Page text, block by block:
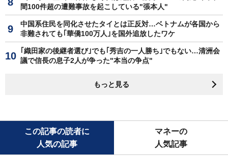
間100件超の遭難事故を起こしている"張本人"
中国系住民を同化させたタイとは正反対…ベトナムが各国から
非難されても｢華僑100万人｣を国外追放したワケ
｢織田家の後継者選び｣でも｢秀吉の一人勝ち｣でもない…清洲会
議で信長の息子2人が争った"本当の争点"
もっと見る
この記事の読者に
人気の記事
マネーの
人気記事